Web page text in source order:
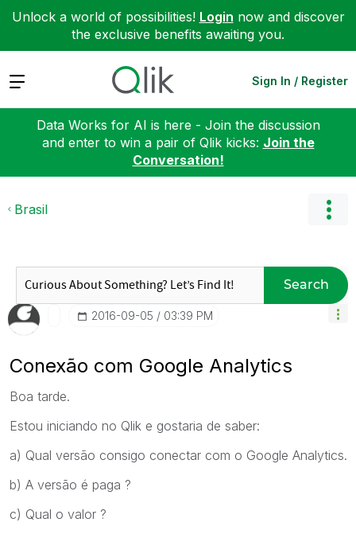
Unlock a world of possibilities! Login now and discover
the exclusive benefits awaiting you.
Expand Sign In / Register
Data Works for AI is here - Join the discussion
and enter to win a pair of Qlik kicks: Join the
Conversation!
Brasil
Search
‎2016-09-05 03:39 PM
Conexão com Google Analytics
Boa tarde.
Estou iniciando no Qlik e gostaria de saber:
a) Qual versão consigo conectar com o Google Analytics.
b) A versão é paga ?
c) Qual o valor ?